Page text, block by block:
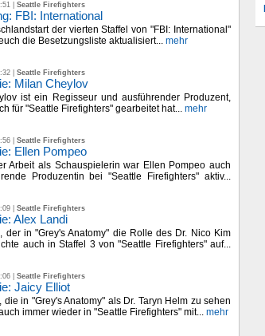
| Seattle Firefighters
FBI: International
der vierten Staffel von "FBI: International"
die Besetzungsliste aktualisiert... mehr
| Seattle Firefighters
Milan Cheylov
ist ein Regisseur und ausführender Produzent,
für "Seattle Firefighters" gearbeitet hat... mehr
| Seattle Firefighters
Ellen Pompeo
Arbeit als Schauspielerin war Ellen Pompeo auch
Produzentin bei "Seattle Firefighters" aktiv...
| Seattle Firefighters
Alex Landi
der in "Grey's Anatomy" die Rolle des Dr. Nico Kim
auch in Staffel 3 von "Seattle Firefighters" auf...
| Seattle Firefighters
Jaicy Elliot
die in "Grey's Anatomy" als Dr. Taryn Helm zu sehen
immer wieder in "Seattle Firefighters" mit... mehr